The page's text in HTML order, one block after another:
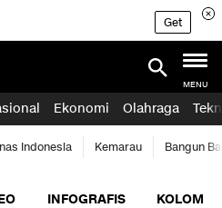
Get
MENU
Ekonomi Olahraga
Indonesia Kemarau Bangun
INFOGRAFIS KOLOM